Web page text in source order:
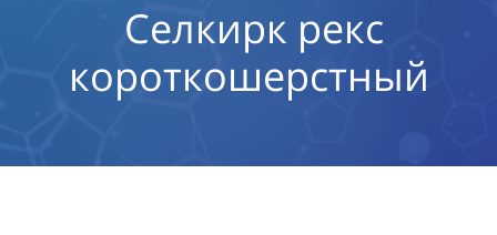
Селкирк рекс
короткошерстный